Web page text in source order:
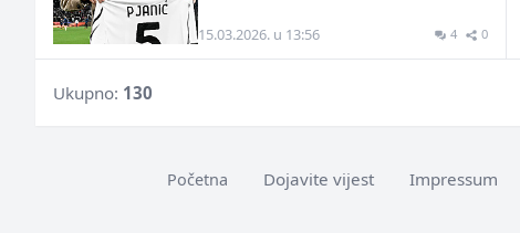
15.03.2026. u 13:56 4 0
Ukupno: 130
Početna Dojavite vijest Impressum